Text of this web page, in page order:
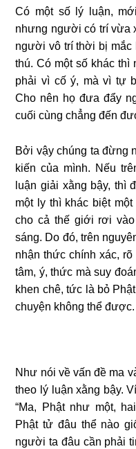
Có một số lý luận,
nhưng người có trí vừa
người vô trí thời bị mắc
thú. Có một số khác
phải vì cố ý, mà vì tự
Cho nên họ đưa đẩy
cuối cùng chẳng đến
Bởi vậy chúng ta đừng
kiến của mình. Nếu
luận giải xằng bậy, thì
một ly thì khác biệt
cho cả thế giới rơi
sáng. Do đó, trên
nhận thức chính xác,
tâm, ý, thức mà suy
khen chê, tức là bỏ
chuyện không thể được.
Như nói về vấn đề ma
theo lý luận xằng bậy.
“Ma, Phật như một,
Phật tử đâu thể nào
người ta đâu cần phải